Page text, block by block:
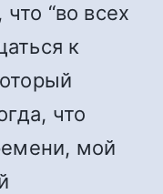
“во всех
к
что
мой